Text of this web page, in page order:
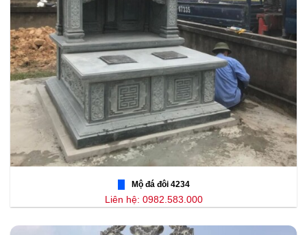
Mộ đá đôi 4234
Liên hệ: 0982.583.000